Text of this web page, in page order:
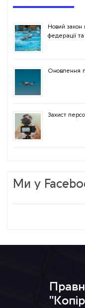
Новий закон
федерації та
Оновлення
Захист
Ми у